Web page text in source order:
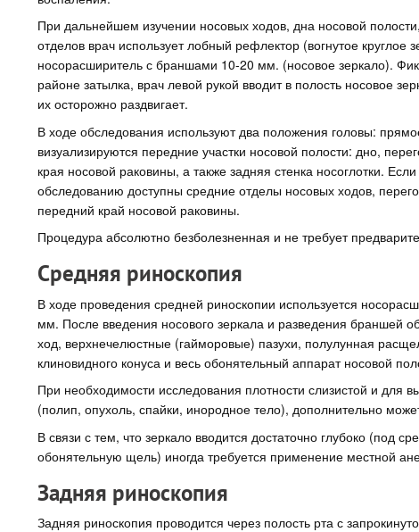
При дальнейшем изучении носовых ходов, дна носовой
отделов врач использует лобный рефлектор (вогнутое круглое
носорасширитель с браншами 10-20 мм. (носовое зеркало).
районе затылка, врач левой рукой вводит в полость носовое
их осторожно раздвигает.
В ходе обследования используют два положения головы:
визуализируются передние участки носовой полости: дно,
края носовой раковины, а также задняя стенка носоглотки.
обследованию доступны средние отделы носовых ходов,
передний край носовой раковины.
Процедура абсолютно безболезненная и не требует
Средняя риноскопия
В ходе проведения средней риноскопии используется
мм. После введения носового зеркала и разведения браншей
ход, верхнечелюстные (гайморовые) пазухи, полулунная
клиновидного конуса и весь обонятельный аппарат носовой
При необходимости исследования плотности слизистой и для
(полип, опухоль, спайки, инородное тело), дополнительно
В связи с тем, что зеркало вводится достаточно глубоко (под
обонятельную щель) иногда требуется применение местной
Задняя риноскопия
Задняя риноскопия проводится через полость рта с